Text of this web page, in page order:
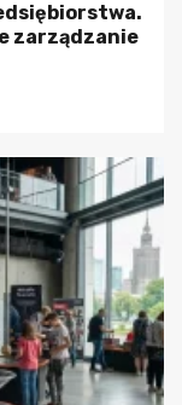
zarządzanie